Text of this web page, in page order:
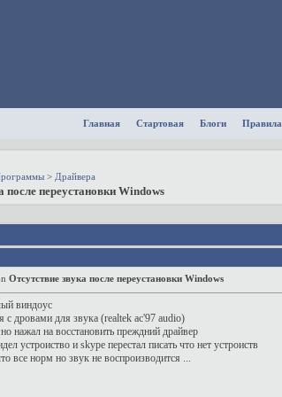
Главная Стартовая Блоги Правила
> Драйвера
после переустановки Windows
Отсутствие звука после переустановки Windows
виндоус
с дровами для звука (realtek ac'97 audio)
нажал на восстановить преждний драйвер
устроиство и skype перестал писать что нет устроиств
все норм но звук не воспроизводится ...